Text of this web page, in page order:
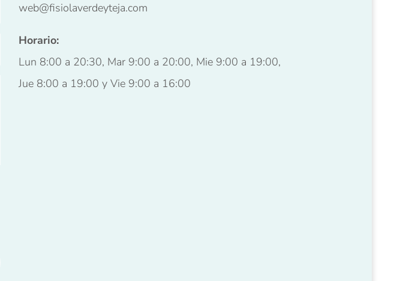
web@fisiolaverdeyteja.com
Horario:
Lun 8:00 a 20:30, Mar 9:00 a 20:00, Mie 9:00 a 19:00,
Jue 8:00 a 19:00 y Vie 9:00 a 16:00